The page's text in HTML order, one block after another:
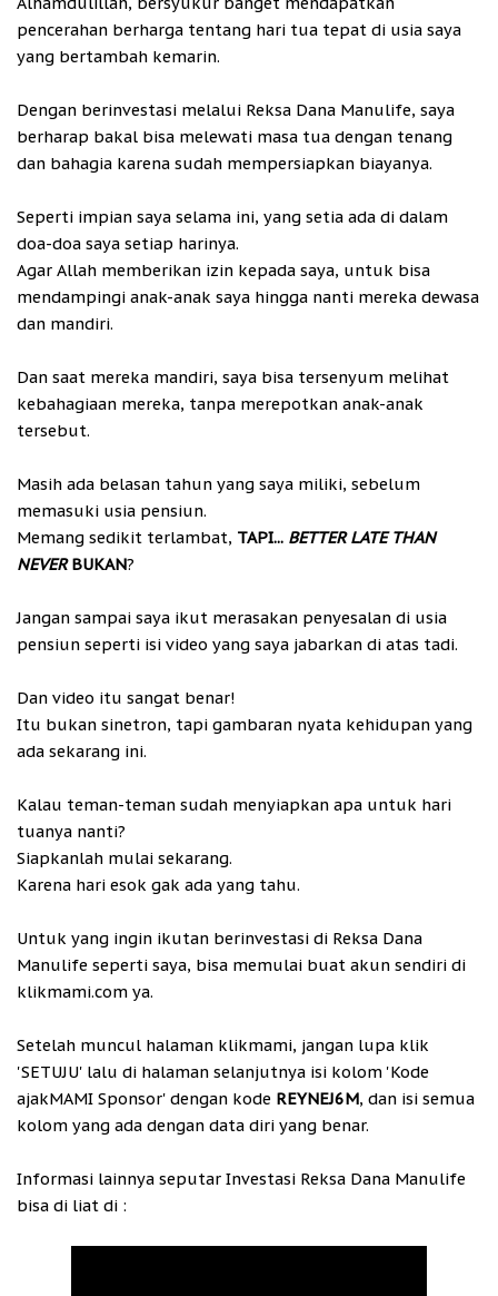
pencerahan berharga tentang hari tua tepat di usia saya
yang bertambah kemarin.
Dengan berinvestasi melalui Reksa Dana Manulife, saya
berharap bakal bisa melewati masa tua dengan tenang
dan bahagia karena sudah mempersiapkan biayanya.
Seperti impian saya selama ini, yang setia ada di dalam
doa-doa saya setiap harinya.
Agar Allah memberikan izin kepada saya, untuk bisa
mendampingi anak-anak saya hingga nanti mereka dewasa
dan mandiri.
Dan saat mereka mandiri, saya bisa tersenyum melihat
kebahagiaan mereka, tanpa merepotkan anak-anak
tersebut.
Masih ada belasan tahun yang saya miliki, sebelum
memasuki usia pensiun.
Memang sedikit terlambat, TAPI... BETTER LATE THAN
NEVERBUKAN?
Jangan sampai saya ikut merasakan penyesalan di usia
pensiun seperti isi video yang saya jabarkan di atas tadi.
Dan video itu sangat benar!
Itu bukan sinetron, tapi gambaran nyata kehidupan yang
ada sekarang ini.
Kalau teman-teman sudah menyiapkan apa untuk hari
tuanya nanti?
Siapkanlah mulai sekarang.
Karena hari esok gak ada yang tahu.
Untuk yang ingin ikutan berinvestasi di Reksa Dana
Manulife seperti saya, bisa memulai buat akun sendiri di
klikmami.com ya.
Setelah muncul halaman klikmami, jangan lupa klik
'SETUJU' lalu di halaman selanjutnya isi kolom 'Kode
ajakMAMI Sponsor' dengan kode REYNEJ6M, dan isi semua
kolom yang ada dengan data diri yang benar.
Informasi lainnya seputar Investasi Reksa Dana Manulife
bisa di liat di :